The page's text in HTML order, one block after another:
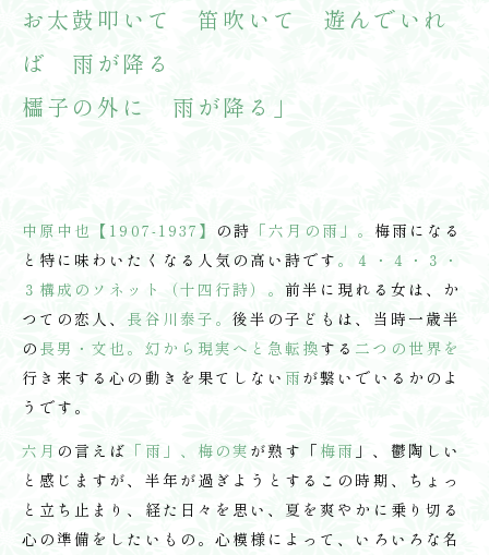
お太鼓叩いて 笛吹いて 遊んでいれ
ば 雨が降る
櫺子の外に 雨が降る 」
中原中也【1907-1937】 の詩 「六月の雨」。 梅雨になる
と特に味わいたくなる人気の高い詩です 。４・４・３・
３構成のソネット（十四行詩）。 前半に現れる女は、か
つての恋人、 長谷川泰子。 後半の子どもは、当時一歳半
の 長男・文也。幻から現実へと急転換する 二つの世界を
行き来する心の動きを果てしない 雨 が繋いでいるかのよ
うです。
六月 の言えば 「雨」、梅の実 が熟す「 梅雨 」、鬱陶しい
と感じますが、半年が過ぎようとするこの時期、ちょっ
と立ち止まり、経た日々を思い、夏を爽やかに乗り切る
心の準備をしたいもの。心模様によって、いろいろな名